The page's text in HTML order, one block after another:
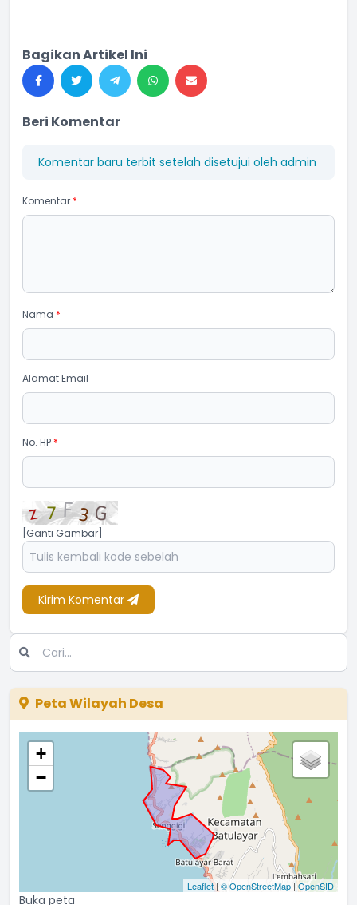
Bagikan Artikel Ini
Beri Komentar
Komentar baru terbit setelah disetujui oleh admin
Komentar *
Nama *
Alamat Email
No. HP *
[Ganti Gambar]
Kirim Komentar
Peta Wilayah Desa
+
−
Leaflet|© OpenStreetMap |OpenSID
Buka peta